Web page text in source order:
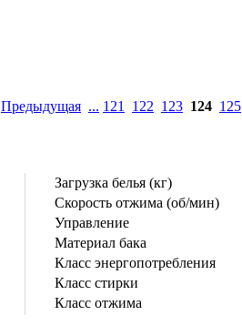
Предыдущая ... 121 122 123 124 125
Загрузка белья (кг)
Скорость отжима (об/мин)
Управление
Материал бака
Класс энергопотребления
Класс стирки
Класс отжима